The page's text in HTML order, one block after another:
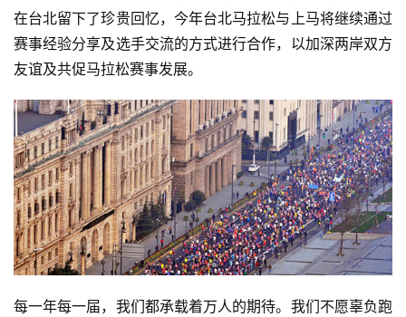
精
选
动
集
在台北留下了珍贵回忆，今年台北马拉松与上马将继续通过
赛事经验分享及选手交流的方式进行合作，以加深两岸双方
友谊及共促马拉松赛事发展。
每一年每一届，我们都承载着万人的期待。我们不愿辜负跑